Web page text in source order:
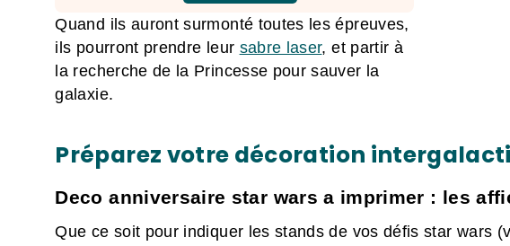
Quand ils auront surmonté toutes les épreuves,
ils pourront prendre leur sabre laser, et partir à
la recherche de la Princesse pour sauver la
galaxie.
Préparez votre décoration
Deco anniversaire star wars a imprimer : les
Que ce soit pour indiquer les stands de vos défis star wars